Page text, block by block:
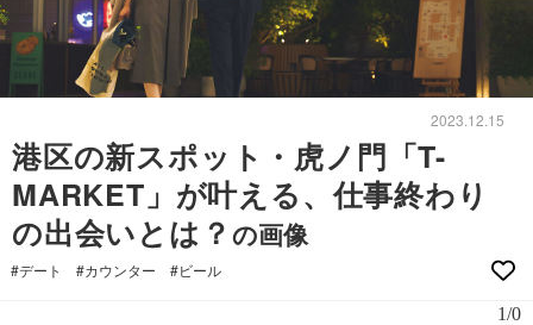
2023.12.15
港区の新スポット・虎ノ門「T-
MARKET」が叶える、仕事終わり
の出会いとは？ の画像
#デート #カウンター #ビール
1/0